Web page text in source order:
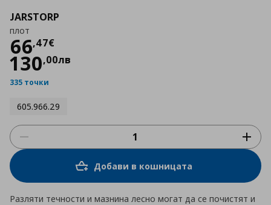
JARSTORP
плот
66,47€
Цена
130,00лв
335 точки
605.966.29
Добави в кошницата
Разляти течности и мазнина лесно могат да се почистят и